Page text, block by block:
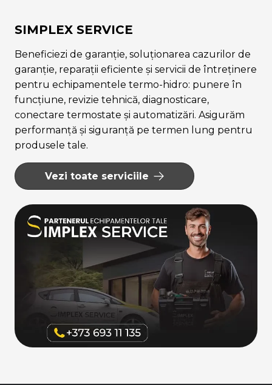
SIMPLEX SERVICE
Beneficiezi de garanție, soluționarea cazurilor de
garanție, reparații eficiente și servicii de întreținere
pentru echipamentele termo-hidro: punere în
funcțiune, revizie tehnică, diagnosticare,
conectare termostate și automatizări. Asigurăm
performanță și siguranță pe termen lung pentru
produsele tale.
Vezi toate serviciile